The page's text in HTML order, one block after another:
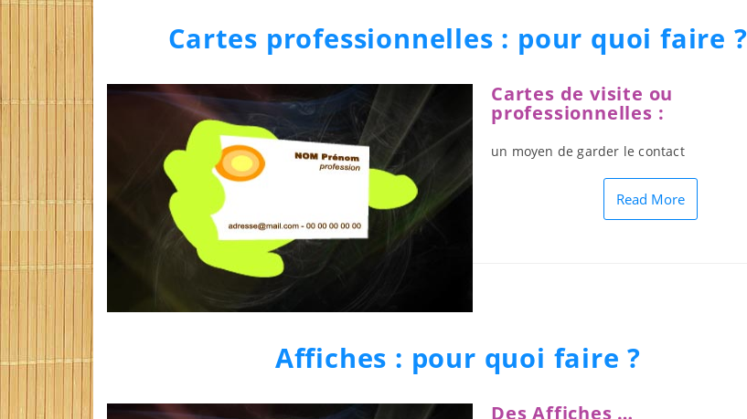
Cartes professionnelles : pour quoi faire ?
Cartes de visite ou
professionnelles :
un moyen de garder le contact
Read More
Affiches : pour quoi faire ?
Des Affiches …